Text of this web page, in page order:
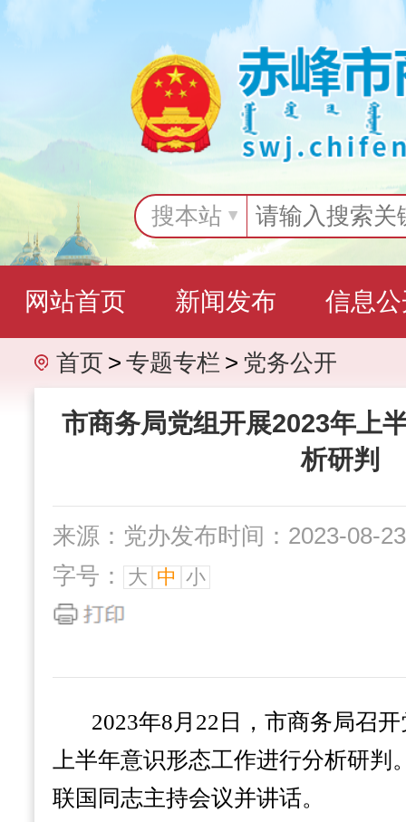
搜本站
网站首页 新闻发布 信息
互动交流 专题专栏
首页 > 专题专栏 > 党务公开
市商务局党组开展2023年上
析研判
来源：党办发布时间：2023-08-
字号：
大 中 小
2023年8月22日，市商务局召
上半年意识形态工作进行分析研
联国同志主持会议并讲话。